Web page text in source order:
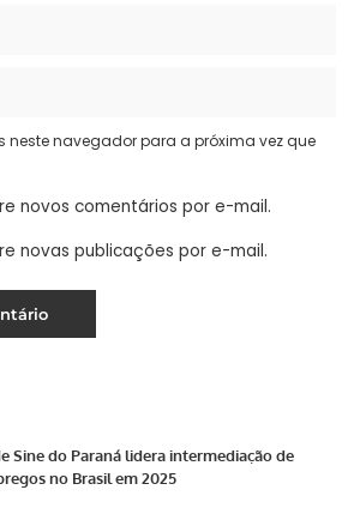
neste navegador para a próxima vez que
novos comentários por e-mail.
novas publicações por e-mail.
Sine do Paraná lidera intermediação de
no Brasil em 2025